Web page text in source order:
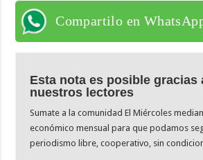
Compartilo en
Esta nota es posible gracias
nuestros lectores
Sumate a la comunidad El Miércoles
económico mensual para que podamos
periodismo libre, cooperativo, sin